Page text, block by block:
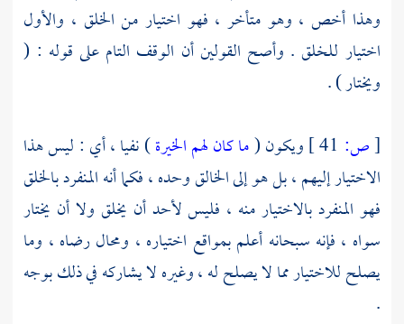
وهذا أخص ، وهو متأخر ، فهو اختيار من الخلق ، والأول
اختيار للخلق . وأصح القولين أن الوقف التام على قوله : (
ويختار ) .
[ص: ويكون (ما كان لهم الخيرة) نفيا ، أي : ليس هذا
الاختيار إليهم ، بل هو إلى الخالق وحده ، فكما أنه المنفرد بالخلق
فهو المنفرد بالاختيار منه ، فليس لأحد أن يخلق ولا أن يختار
سواه ، فإنه سبحانه أعلم بمواقع اختياره ، ومحال رضاه ، وما
يصلح للاختيار مما لا يصلح له ، وغيره لا يشاركه في ذلك بوجه
.